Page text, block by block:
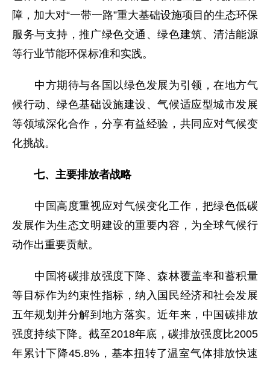
障，加大对“一带一路”重大基础设施项目的生态环保
服务与支持，推广绿色交通、绿色建筑、清洁能源
等行业节能环保标准和实践。
中方期待与各国以绿色发展为引领，在地方气
候行动、绿色基础设施建设、气候适应型城市发展
等领域深化合作，分享有益经验，共同应对气候变
化挑战。
七、主要排放者战略
中国高度重视应对气候变化工作，把绿色低碳
发展作为生态文明建设的重要内容，为全球气候行
动作出重要贡献。
中国将碳排放强度下降、森林覆盖率和蓄积量
等目标作为约束性指标，纳入国民经济和社会发展
五年规划并分解到地方落实。近年来，中国碳排放
强度持续下降。截至2018年底，碳排放强度比2005
年累计下降45.8%，基本扭转了温室气体排放快速